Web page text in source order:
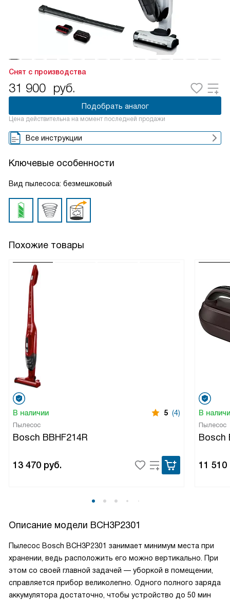
Снят с производства
31 900 руб.
Подобрать аналог
Цена действительна на момент последней продажи
Все инструкции
Ключевые особенности
Вид пылесоса: безмешковый
Похожие товары
В наличии 5 (4)
Пылесос
Bosch BBHF214R
13 470 руб.
В
Пылесос
Bosch
11 510
Описание модели BCH3P2301
Пылесос Bosch BCH3P2301 занимает минимум места при
хранении, ведь расположить его можно вертикально. При
этом со своей главной задачей — уборкой в помещении,
справляется прибор великолепно. Одного полного заряда
аккумулятора достаточно, чтобы устройство до 50 мин